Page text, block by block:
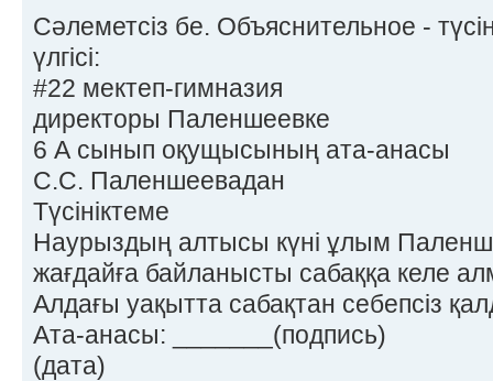
Сәлеметсіз бе. Объяснительное -
үлгісі:
#22 мектеп-гимназия
директоры Паленшеевке
6 А сынып оқущысының ата-анасы
С.С. Паленшеевадан
Түсініктеме
Наурыздың алтысы күні ұлым
жағдайға байланысты сабаққа келе
Алдағы уақытта сабақтан себепсіз
Ата-анасы: _______(подпись)
(дата)